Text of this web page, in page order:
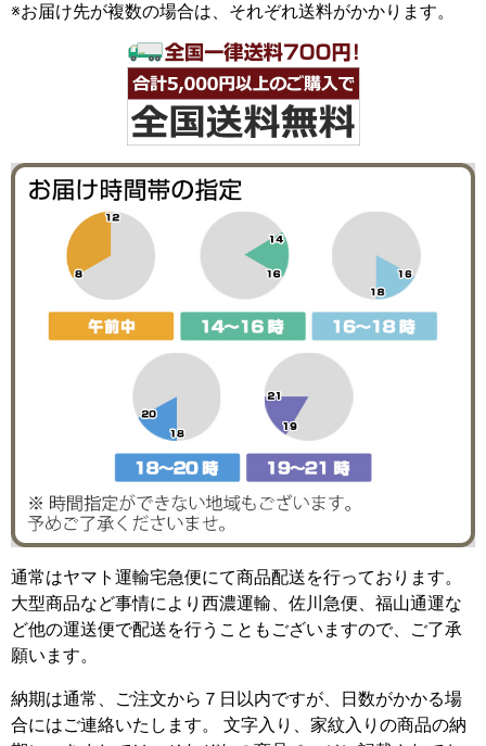
※お届け先が複数の場合は、それぞれ送料がかかります。
通常はヤマト運輸宅急便にて商品配送を行っております。
大型商品など事情により西濃運輸、佐川急便、福山通運な
ど他の運送便で配送を行うこともございますので、ご了承
願います。
納期は通常、ご注文から７日以内ですが、日数がかかる場
合にはご連絡いたします。 文字入り、家紋入りの商品の納